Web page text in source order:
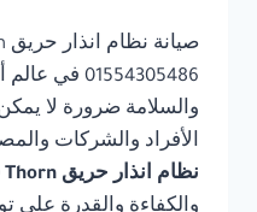
صيانة نظام انذار حريق Thorn في مصر
والسلامة ضرورة لا
الأفراد والشركات
نظام انذار حريق Thorn في مصر
والكفاءة والقدرة على